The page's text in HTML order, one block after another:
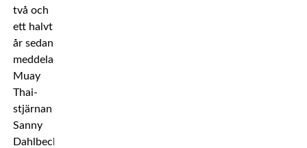
två och
ett halvt
år sedan
meddelade
Muay
Thai-
stjärnan
Sanny
Dahlbeck